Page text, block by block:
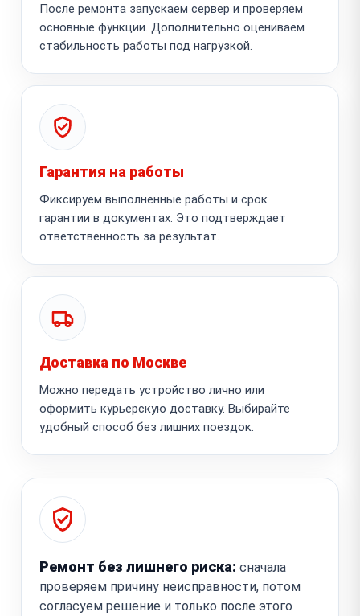
После ремонта запускаем сервер и проверяем
основные функции. Дополнительно оцениваем
стабильность работы под нагрузкой.
Гарантия на работы
Фиксируем выполненные работы и срок
гарантии в документах. Это подтверждает
ответственность за результат.
Доставка по Москве
Можно передать устройство лично или
оформить курьерскую доставку. Выбирайте
удобный способ без лишних поездок.
Ремонт без лишнего риска: сначала
проверяем причину неисправности, потом
согласуем решение и только после этого